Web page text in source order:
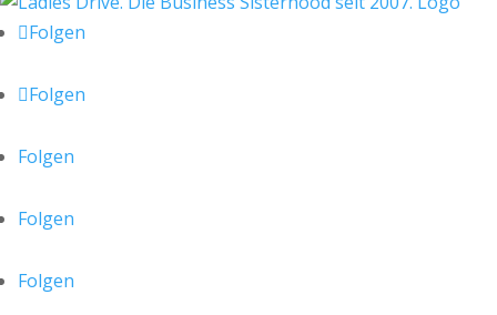
Folgen
Folgen
Folgen
Folgen
Folgen